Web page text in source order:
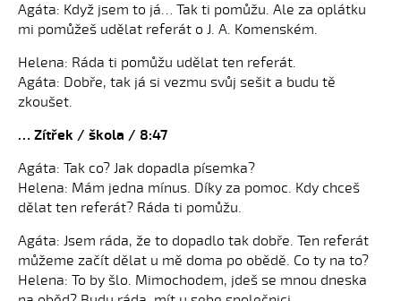
Agáta: Když jsem to já… Tak ti pomůžu. Ale za oplátku
mi pomůžeš udělat referát o J. A. Komenském.
Helena: Ráda ti pomůžu udělat ten referát.
Agáta: Dobře, tak já si vezmu svůj sešit a budu tě
zkoušet.
… Zítřek / škola / 8:47
Agáta: Tak co? Jak dopadla písemka?
Helena: Mám jedna mínus. Díky za pomoc. Kdy chceš
dělat ten referát? Ráda ti pomůžu.
Agáta: Jsem ráda, že to dopadlo tak dobře. Ten referát
můžeme začít dělat u mě doma po obědě. Co ty na to?
Helena: To by šlo. Mimochodem, jdeš se mnou dneska